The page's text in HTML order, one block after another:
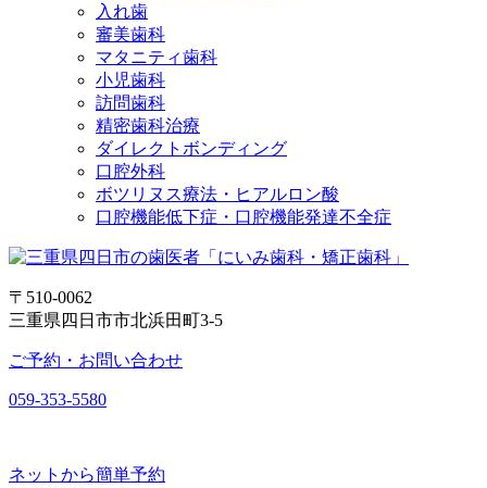
入れ歯
審美歯科
マタニティ歯科
小児歯科
訪問歯科
精密歯科治療
ダイレクトボンディング
口腔外科
ボツリヌス療法・ヒアルロン酸
口腔機能低下症・口腔機能発達不全症
〒510-0062
三重県四日市市北浜田町3-5
ご予約・お問い合わせ
059-353-5580
ネットから簡単予約